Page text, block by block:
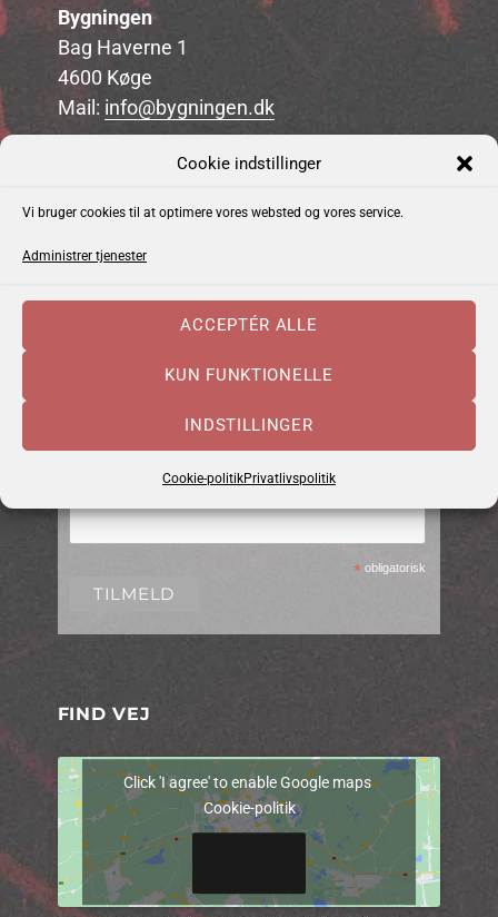
Cookie indstillinger
Vi bruger cookies til at optimere vores websted og vores service.
Administrer tjenester
ACCEPTÉR ALLE
KUN FUNKTIONELLE
INDSTILLINGER
Cookie-politikPrivatlivspolitik
Bygningen
Bag Haverne 1
4600 Køge
Mail: info@bygningen.dk
Bygningens Nyhedsbrev
*
* obligatorisk
FIND VEJ
Click 'I agree' to enable Google maps
Cookie-politik